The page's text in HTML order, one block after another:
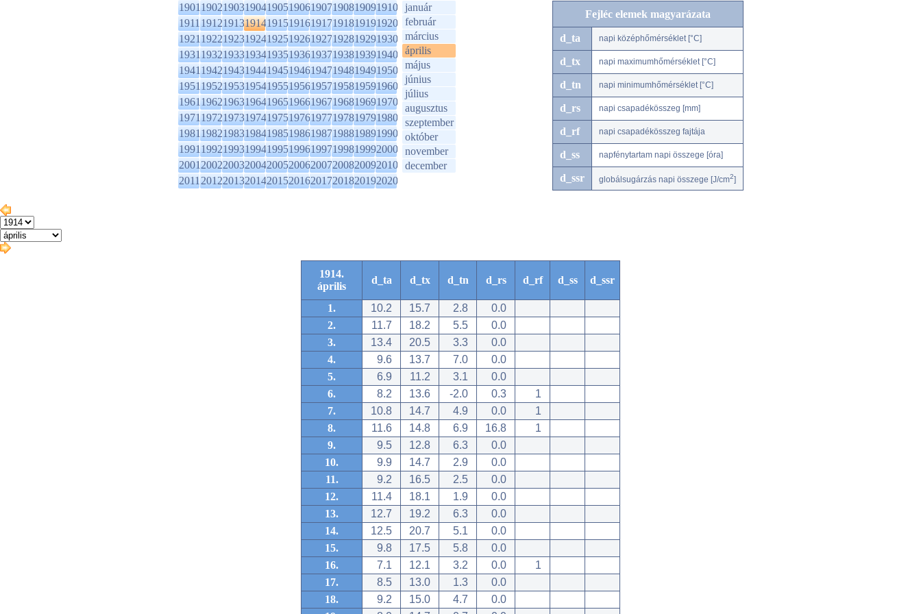
1901190219031904190519061907190819091910
1911191219131914191519161917191819191920
1921192219231924192519261927192819291930
1931193219331934193519361937193819391940
1941194219431944194519461947194819491950
1951195219531954195519561957195819591960
1961196219631964196519661967196819691970
1971197219731974197519761977197819791980
1981198219831984198519861987198819891990
1991199219931994199519961997199819992000
2001200220032004200520062007200820092010
2011201220132014201520162017201820192020
január
február
március
április
május
június
július
augusztus
szeptember
október
november
december
Fejléc elemek magyarázata
d_ta napi középhőmérséklet [°C]
d_tx napi maximumhőmérséklet [°C]
d_tn napi minimumhőmérséklet [°C]
d_rs napi csapadékösszeg [mm]
d_rf napi csapadékösszeg fajtája
d_ss napfénytartam napi összege [óra]
d_ssr globálsugárzás napi összege [J/cm2]
1914.
április
d_ta d_tx d_tn d_rs d_rf d_ss d_ssr
1. 10.2 15.7 2.8
0.0
2.
11.7 18.2 5.5
0.0
3.
13.4 20.5 3.3
0.0
4.
9.6 13.7 7.0
0.0
5.
6.9 11.2 3.1
0.0
6.
8.2 13.6 -2.0 0.3
1
7.
10.8 14.7 4.9 0.0
1
8.
11.6 14.8 6.9 16.8
1
9.
9.5 12.8 6.3
0.0
10.
9.9 14.7 2.9
0.0
11.
9.2 16.5 2.5
0.0
12.
11.4 18.1 1.9
0.0
13.
12.7 19.2 6.3
0.0
14.
12.5 20.7 5.1
0.0
15.
9.8 17.5 5.8
0.0
16.
7.1 12.1 3.2 0.0
1
17.
8.5 13.0 1.3
0.0
18.
9.2 15.0 4.7
0.0